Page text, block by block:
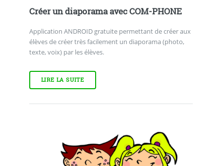
Créer un diaporama avec COM-PHONE
Application ANDROID gratuite permettant de créer aux
élèves de créer très facilement un diaporama (photo,
texte, voix) par les élèves.
LIRE LA SUITE